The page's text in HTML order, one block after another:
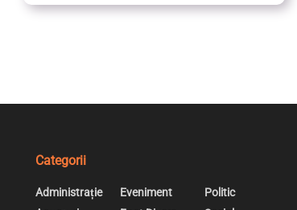
Categorii
Administrație
Eveniment
Politic